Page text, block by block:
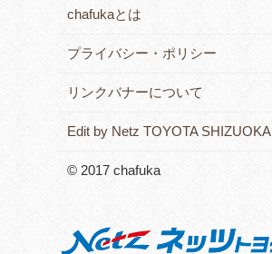
chafukaとは
プライバシー・ポリシー
リンクバナーについて
Edit by Netz TOYOTA SHIZUOKA
© 2017 chafuka